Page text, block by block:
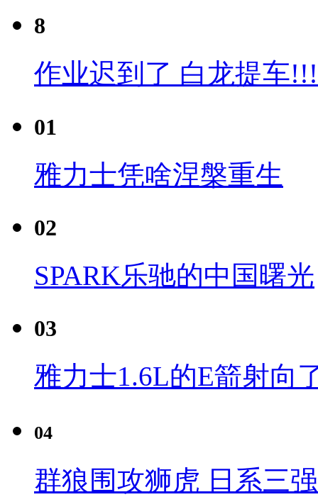
8
作业迟到了 白龙提车
01
雅力士凭啥涅槃重生
02
SPARK乐驰的中国曙光
03
雅力士1.6L的E箭射向
04
群狼围攻狮虎 日系三